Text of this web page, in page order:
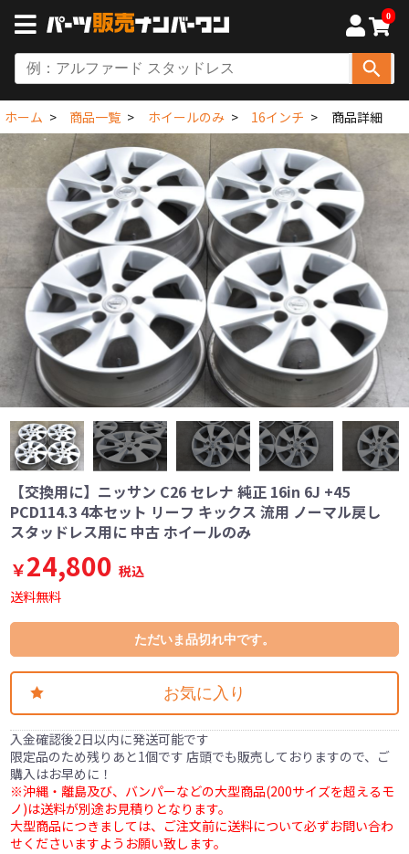
0
ホーム 商品一覧 ホイールのみ 16インチ 商品詳細
【交換用に】ニッサン C26 セレナ 純正 16in 6J +45
PCD114.3 4本セット リーフ キックス 流用 ノーマル戻し
スタッドレス用に 中古 ホイールのみ
￥24,800 税込
送料無料
ただいま品切れ中です。
お気に入り
入金確認後2日以内に発送可能です
限定品のため残りあと1個です 店頭でも販売しておりますので、ご
購入はお早めに！
※沖縄・離島及び、バンパーなどの大型商品(200サイズを超えるモ
ノ)は送料が別途お見積りとなります。
大型商品につきましては、ご注文前に送料について必ずお問い合わ
せくださいますようお願い致します。